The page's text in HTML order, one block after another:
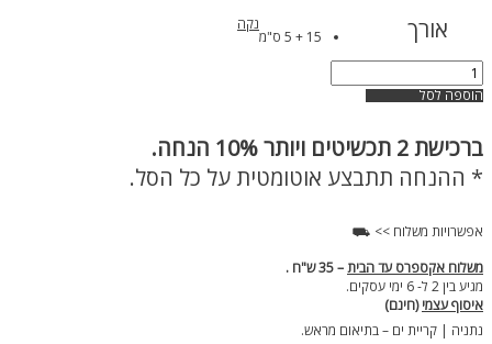
אורך 15 + 5 ס"מ
נקה
כמות
של
צמיד
משובץ
LOVE
הוספה לסל
ברכישת
* ההנחה תתבצע אוטומטית על כל הסל.
אפשרויות משלוח >> ⛟
משלוח אקספרס עד הבית– 35 ש"ח .
מגיע בין 2 ל- 6 ימי עסקים.
איסוף עצמי(חינם)
נתניה | קריית ים – בתיאום מראש.